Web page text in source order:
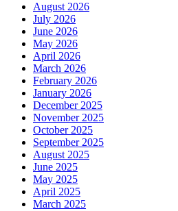
August 2026
July 2026
June 2026
May 2026
April 2026
March 2026
February 2026
January 2026
December 2025
November 2025
October 2025
September 2025
August 2025
June 2025
May 2025
April 2025
March 2025